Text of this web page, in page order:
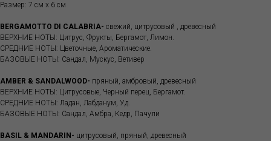
Размер: 7 см х 6 см
BERGAMOTTO DI CALABRIA- свежий, цитрусовый , древесный
ВЕРХНИЕ НОТЫ: Цитрус, Фрукты, Бергамот, Лимон.
СРЕДНИЕ НОТЫ: Цветочные, Ароматические.
БАЗОВЫЕ НОТЫ: Сандал, Мускус, Ветивер
AMBER & SANDALWOOD- пряный, амбровый, древесный
ВЕРХНИЕ НОТЫ: Цитрусовые, Черный перец, Бергамот.
СРЕДНИЕ НОТЫ: Ладан, Лабданум, Уд.
БАЗОВЫЕ НОТЫ: Сандал, Амбра, Кедр, Пачули
BASIL & MANDARIN- цитрусовый, пряный, древесный